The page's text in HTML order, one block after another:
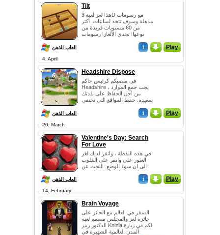
Tilt
هذا لغز لعبة 3D مع رسومات
مذهلة وسوف تتخذ لساعات. أكثر
من 60 مستويات فريدة من
نوعها! تحدي الألغاز! رسومات
العاب الذهن i _ Play
4, April
Headshire Dispose
في منصبكم كرئيس حاكم
Headshire ، يجب جمع الموارد
من أجل الحفاظ على بلدتك
سعيدة. حفظ المواقع التي تختفي
العاب الذهن i _ Play
20, March
Valentine's Day: Search
For Love
في هذه النقطة ، وانقر لديك لغز
العثور على وانقر على القلوب
الى ان سوء الوضع. البحث عن
قلوب مختلفة الحجم التي تم
انتقل للموقف. استخدام الفأرة
العاب الذهن i _ Play
14, February
Brain Voyage
السفر في العالم مع الحائز على
جائزة لغز والمجلس مصمم لعبة
الدكتور رينر Knizia لكم في زيارة
المدن العالمية الشهيرة في